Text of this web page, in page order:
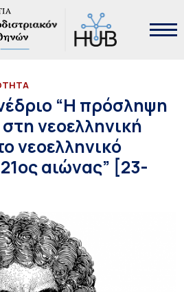
“Η πρόσληψη
νεοελληνική
νεοελληνικό
αιώνας” [23-